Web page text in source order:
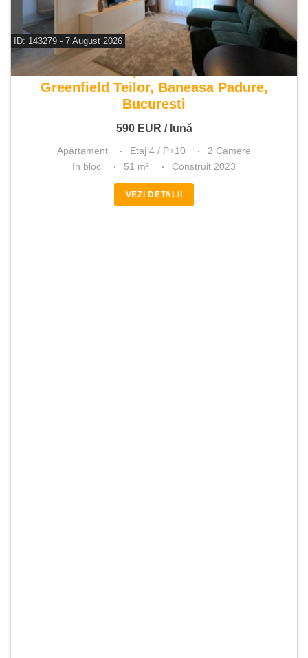
ID: 143279 - 7 August 2026
De inchiriat apartament 2 camere
Greenfield Teilor, Baneasa Padure,
Bucuresti
590 EUR / lună
Apartament Etaj 4 / P+10
2 Camere
In bloc
51 m² Construit 2023
VEZI DETALII